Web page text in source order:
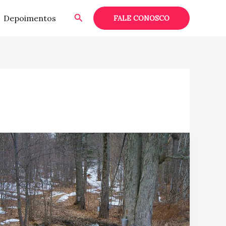
Depoimentos PesquisarFALE CONOSCO
Fazendas
de
Maple
Syrup
no
Canadá!
Sugar